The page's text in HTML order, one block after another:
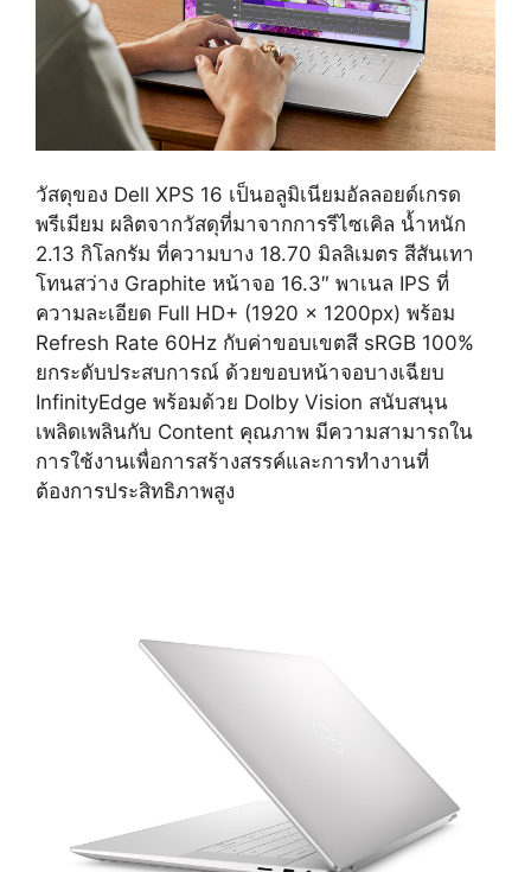
วัสดุของ Dell XPS 16 เป็นอลูมิเนียมอัลลอยด์เกรด
พรีเมียม ผลิตจากวัสดุที่มาจากการรีไซเคิล น้ำหนัก
2.13 กิโลกรัม ที่ความบาง 18.70 มิลลิเมตร สีสันเทา
โทนสว่าง Graphite หน้าจอ 16.3″ พาเนล IPS ที่
ความละเอียด Full HD+ (1920 x 1200px) พร้อม
Refresh Rate 60Hz กับค่าขอบเขตสี sRGB 100%
ยกระดับประสบการณ์ ด้วยขอบหน้าจอบางเฉียบ
InfinityEdge พร้อมด้วย Dolby Vision สนับสนุน
เพลิดเพลินกับ Content คุณภาพ มีความสามารถใน
การใช้งานเพื่อการสร้างสรรค์และการทำงานที่
ต้องการประสิทธิภาพสูง